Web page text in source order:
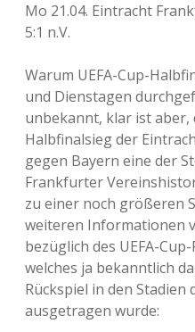
Mo 21.04. Eintracht
5:1 n.V.
Warum UEFA-Cup-
und Dienstagen
unbekannt, klar ist aber,
Halbfinalsieg der
gegen Bayern eine der
Frankfurter
zu einer noch größeren
weiteren Informationen
bezüglich des UEFA-
welches ja bekanntlich
Rückspiel in den Stadien
ausgetragen wurde: